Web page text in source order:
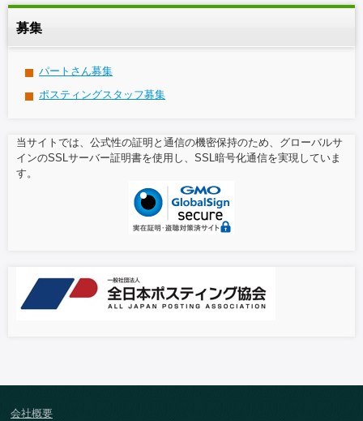
募集
パートさん募集
ポスティングスタッフ募集
当サイトでは、公式性の証明と通信の機密保持のため、グローバルサ
インのSSLサーバー証明書を使用し、SSL暗号化通信を実現していま
す。
会社概要